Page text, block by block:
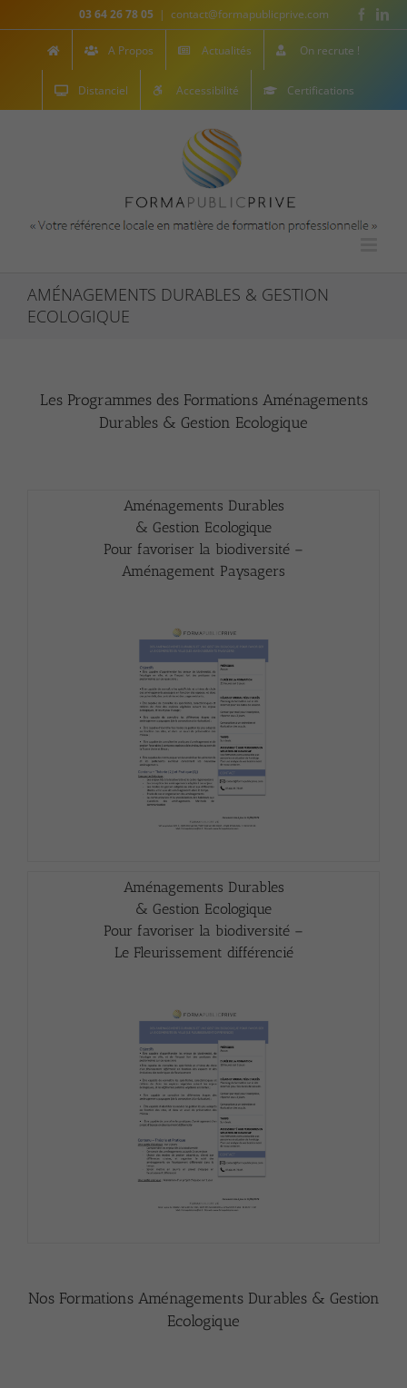
to
03 64 26 78 05 | contact@formapublicprive.com
A Propos Actualités On recrute !
Distanciel Accessibilité Certifications
AMÉNAGEMENTS DURABLES & GESTION
ECOLOGIQUE
Les Programmes des Formations Aménagements
Durables & Gestion Ecologique
Aménagements Durables
& Gestion Ecologique
Pour favoriser la biodiversité –
Aménagement Paysagers
Aménagements Durables
& Gestion Ecologique
Pour favoriser la biodiversité –
Le Fleurissement différencié
Nos Formations Aménagements Durables & Gestion
Ecologique